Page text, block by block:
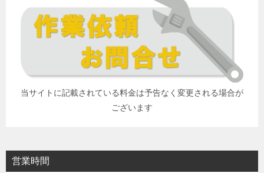
当サイトに記載されている料金は予告なく変更される場合が
ございます
営業時間